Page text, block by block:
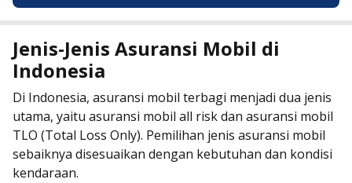
Jenis-Jenis Asuransi Mobil di
Indonesia
Di Indonesia, asuransi mobil terbagi menjadi dua jenis
utama, yaitu asuransi mobil all risk dan asuransi mobil
TLO (Total Loss Only). Pemilihan jenis asuransi mobil
sebaiknya disesuaikan dengan kebutuhan dan kondisi
kendaraan.